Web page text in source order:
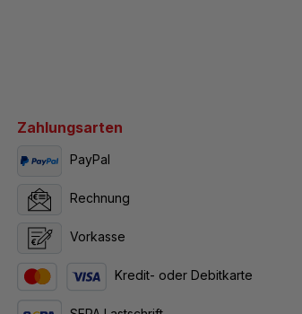
Zahlungsarten
PayPal
Rechnung
Vorkasse
Kredit- oder Debitkarte